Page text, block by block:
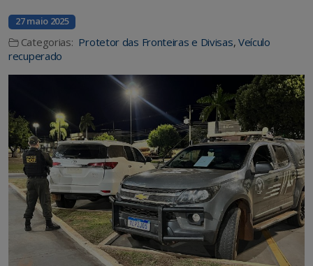
27 maio 2025
Categorias: Protetor das Fronteiras e Divisas, Veículo
recuperado